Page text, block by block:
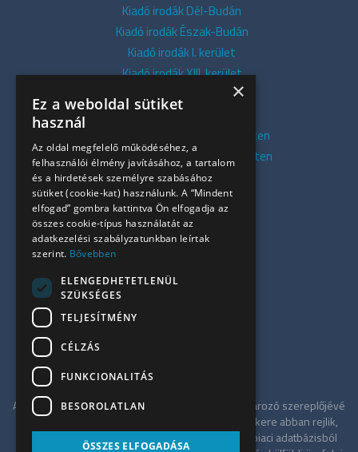
Kiadó irodák Dél-Budán
Kiadó irodák Észak-Budán
Kiadó irodák I. kerület
Kiadó irodák XIII. kerület
Kiadó irodák V. kerület
Kiadó irodák XI. kerület
Kiadó belvárosi irodák Budapesten
Kiadó presztízs irodák Budapesten
Kiadó azonnali irodák
Összes iroda
Szolgáltatásaink
Referenciák
Irodapiaci hírek
+36 30 949 9709
Az ÚjIroda a Tower-International tagjaként meghatározó szereplőjévé
vált a budapesti irodapiacnak. Szolgáltatásának sikere abban rejlik,
hogy független tanácsadóként a teljes irodaház-piaci adatbázisból
×
Ez a weboldal sütiket
használ
Az oldal megfelelő működéséhez, a
felhasználói élmény javításához, a tartalom
és a hirdetések személyre szabásához
sütiket (cookie-kat) használunk. A “Mindent
elfogad” gombra kattintva Ön elfogadja az
összes cookie-típus használatát az
adatkezelési szabályzatunkban leírtak
szerint. Bővebben
ELENGEDHETETLENÜL
SZÜKSÉGES
TELJESÍTMÉNY
CÉLZÁS
FUNKCIONALITÁS
BESOROLATLAN
ÖSSZES ELFOGADÁSA